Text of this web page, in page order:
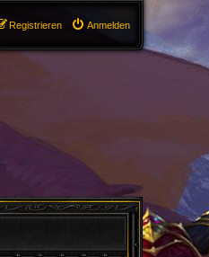
Anmelden
Registrieren